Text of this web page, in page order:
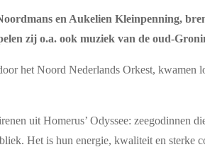
en Aukelien Kleinpenning,
zij o.a. ook muziek van de oud-
het Noord Nederlands Orkest, kwamen
uit Homerus’ Odyssee: zeegodinnen
Het is hun energie, kwaliteit en sterke